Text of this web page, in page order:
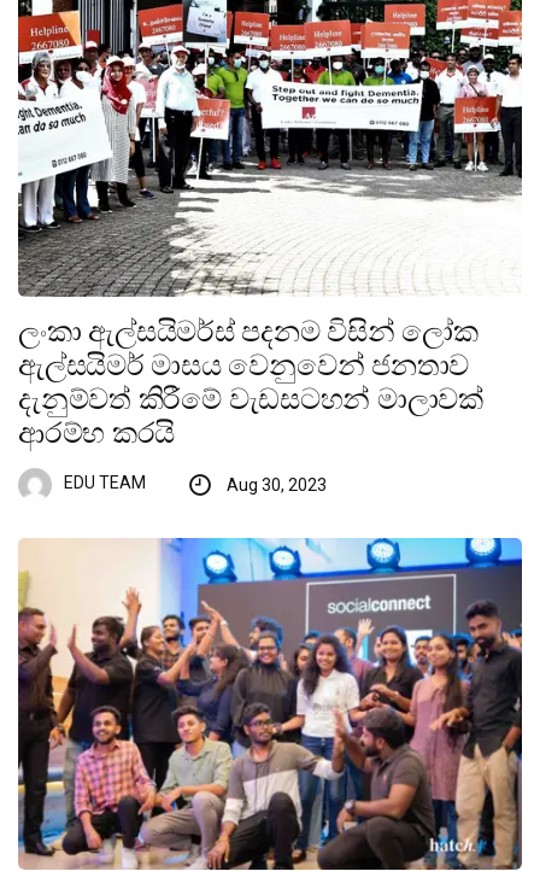
ලංකා ඇල්සයිමර්ස් පදනම විසින් ලෝක
ඇල්සයිමර් මාසය වෙනුවෙන් ජනතාව
දැනුම්වත් කිරීමේ වැඩසටහන් මාලාවක්
ආරම්භ කරයි
EDU TEAM Aug 30, 2023